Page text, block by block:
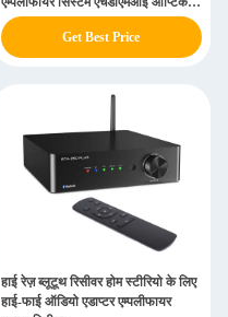
के साथ
Get Best Price
हाई रेज़ ब्लूटूथ रिसीवर होम स्टीरियो के लिए
हाई-फाई ऑडियो एडाप्टर एम्पलीफायर